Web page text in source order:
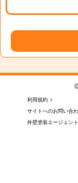
利用規約
サイトへのお問い合
外壁塗装エージェント